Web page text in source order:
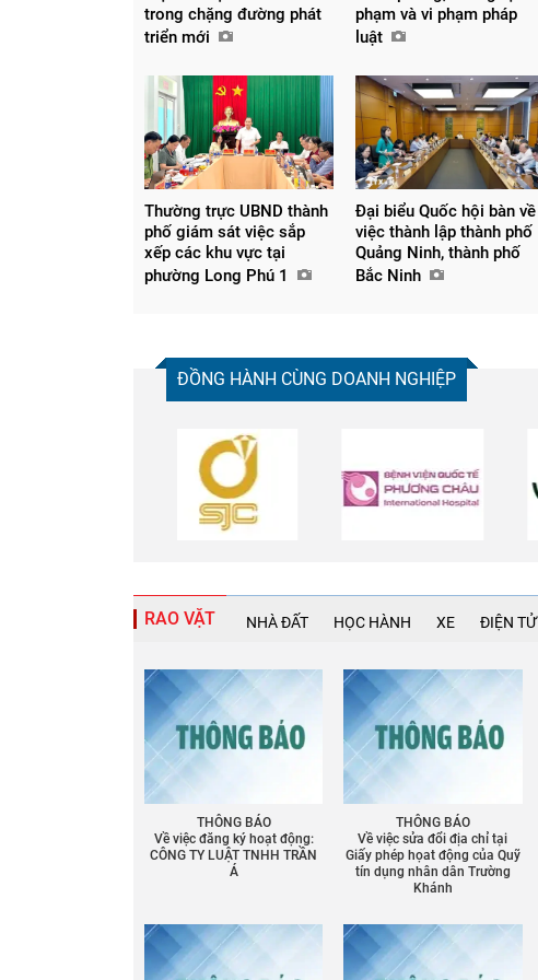
trong chặng đường phát
triển mới
phạm và vi phạm pháp
luật
Thường trực UBND thành
phố giám sát việc sắp
xếp các khu vực tại
phường Long Phú 1
Đại biểu Quốc hội bàn về
việc thành lập thành phố
Quảng Ninh, thành phố
Bắc Ninh
ĐỒNG HÀNH CÙNG DOANH NGHIỆP
RAO VẶT NHÀ ĐẤT HỌC HÀNH XE ĐIỆN TỬ
THÔNG BÁO
Về việc đăng ký hoạt động:
CÔNG TY LUẬT TNHH TRẦN
Á
THÔNG BÁO
Về việc sửa đổi địa chỉ tại
Giấy phép họat động của Quỹ
tín dụng nhân dân Trường
Khánh